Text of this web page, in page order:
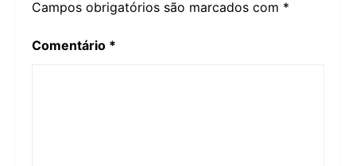
Campos obrigatórios são marcados com *
Comentário *